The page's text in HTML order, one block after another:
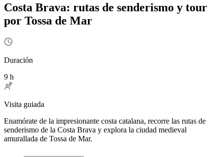
Costa Brava: rutas de senderismo y tour
por Tossa de Mar
Duración
9 h
Visita guiada
Enamórate de la impresionante costa catalana, recorre las rutas de
senderismo de la Costa Brava y explora la ciudad medieval
amurallada de Tossa de Mar.